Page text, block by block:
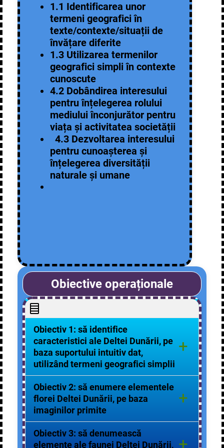
1.1 Identificarea unor
termeni geografici în
texte/contexte/situații de
învățare diferite
1.3 Utilizarea termenilor
geografici simpli în contexte
cunoscute
4.2 Dobândirea interesului
pentru înțelegerea rolului
mediului înconjurător pentru
viața și activitatea societății
4.3 Dezvoltarea interesului
pentru cunoașterea și
înțelegerea diversității
naturale și umane
Obiective operaționale
Obiectiv 1: să identifice
caracteristici ale Deltei Dunării, pe
baza suportului intuitiv dat,
utilizând termeni geografici simplii
+
Obiectivul va fi realizat dacă elevii
vor enumera cel puțin 5
caracteristici ale Deltei Dunării.
Obiectiv 2: să enumere elementele
florei Deltei Dunării, pe baza
imaginilor primite
+
Obiectivul va fi realizat dacă elevii
vor enumera cel puțin 5 specii de
Obiectiv 3: să denumească
elemente ale faunei Deltei Dunării,